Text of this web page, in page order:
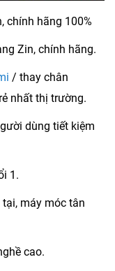
chính hãng 100%
Zin, chính hãng.
/ thay chân
nhất thị trường.
dùng tiết kiệm
1.
máy móc tân
cao.